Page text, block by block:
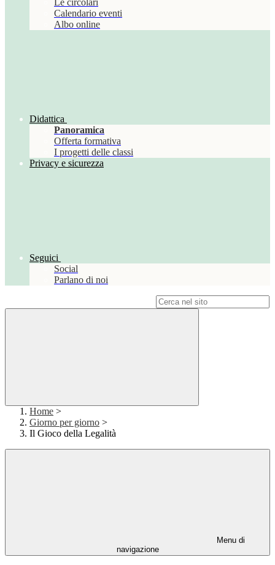
Le circolari
Calendario eventi
Albo online
Didattica
Panoramica
Offerta formativa
I progetti delle classi
Privacy e sicurezza
Seguici
Social
Parlano di noi
Home >
Giorno per giorno >
Il Gioco della Legalità
Menu di
navigazione